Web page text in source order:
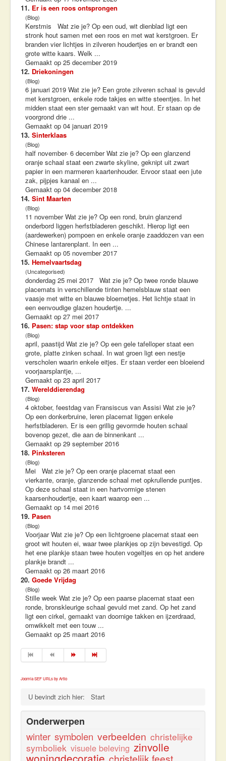
11. Er is een roos ontsprongen
(Blog)
Kerstmis Wat zie je? Op een oud, wit dienblad ligt een
stronk hout samen met een roos en met wat kerstgroen. Er
branden vier lichtjes in zilveren houdertjes en er brandt een
grote witte kaars. Welk ...
Gemaakt op 25 december 2019
12. Driekoningen
(Blog)
6 januari 2019 Wat zie je? Een grote zilveren schaal is gevuld
met kerstgroen, enkele rode takjes en witte steentjes. In het
midden staat een ster gemaakt van wit hout. Er staan op de
voorgrond drie ...
Gemaakt op 04 januari 2019
13. Sinterklaas
(Blog)
half november- 6 december Wat zie je? Op een glanzend
oranje schaal staat een zwarte skyline, geknipt uit zwart
papier in een marmeren kaartenhouder. Ervoor staat een jute
zak, pijpjes kanaal en ...
Gemaakt op 04 december 2018
14. Sint Maarten
(Blog)
11 november Wat zie je? Op een rond, bruin glanzend
onderbord liggen herfstbladeren geschikt. Hierop ligt een
(aardewerken) pompoen en enkele oranje zaaddozen van een
Chinese lantarenplant. In een ...
Gemaakt op 05 november 2017
15. Hemelvaartsdag
(Uncategorised)
donderdag 25 mei 2017 Wat zie je? Op twee ronde blauwe
placemats in verschillende tinten hemelsblauw staat een
vaasje met witte en blauwe bloemetjes. Het lichtje staat in
een eenvoudige glazen houdertje. ...
Gemaakt op 27 mei 2017
16. Pasen: stap voor stap ontdekken
(Blog)
april, paastijd Wat zie je? Op een gele tafelloper staat een
grote, platte zinken schaal. In wat groen ligt een nestje
verscholen waarin enkele eitjes. Er staan verder een bloeiend
voorjaarsplantje, ...
Gemaakt op 23 april 2017
17. Werelddierendag
(Blog)
4 oktober, feestdag van Fransiscus van Assisi Wat zie je?
Op een donkerbruine, leren placemat liggen enkele
herfstbladeren. Er is een grillig gevormde houten schaal
bovenop gezet, die aan de binnenkant ...
Gemaakt op 29 september 2016
18. Pinksteren
(Blog)
Mei Wat zie je? Op een oranje placemat staat een
vierkante, oranje, glanzende schaal met opkrullende puntjes.
Op deze schaal staat in een hartvormige stenen
kaarsenhoudertje, een kaart waarop een ...
Gemaakt op 14 mei 2016
19. Pasen
(Blog)
Voorjaar Wat zie je? Op een lichtgroene placemat staat een
groot wit houten ei, waar twee plankjes op zijn bevestigd. Op
het ene plankje staan twee houten vogeltjes en op het andere
plankje brandt ...
Gemaakt op 26 maart 2016
20. Goede Vrijdag
(Blog)
Stille week Wat zie je? Op een paarse placemat staat een
ronde, bronskleurige schaal gevuld met zand. Op het zand
ligt een cirkel, gemaakt van doornige takken en ijzerdraad,
omwikkelt met een touw ...
Gemaakt op 25 maart 2016
Joomla SEF URLs by Artio
U bevindt zich hier: Start
Onderwerpen
winter symbolen verbeelden christelijke
symboliek visuele beleving zinvolle